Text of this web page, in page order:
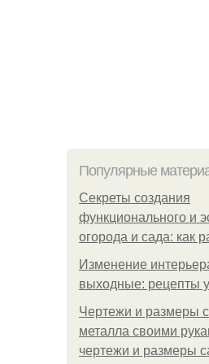
Популярные
Секреты создания
функционального и
огорода и сада: как
Изменение
выходные: рецепты
Чертежи и размеры
металла своими
чертежи и размеры